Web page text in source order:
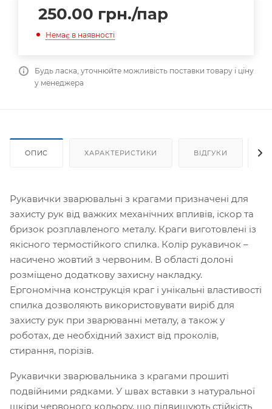
250.00 грн./пар
Немає в наявності
Будь ласка, уточнюйте можливість поставки товару і ціну
у менеджера
ОПИС ХАРАКТЕРИСТИКИ ВІДГУКИ
Рукавички зварювальні з крагами призначені для
захисту рук від важких механічних впливів, іскор та
бризок розплавленого металу. Краги виготовлені із
якісного термостійкого спилка. Колір рукавичок –
насичено жовтий з червоним. В області долоні
розміщено додаткову захисну накладку.
Ергономічна конструкція краг і унікальні властивості
спилка дозволяють використовувати виріб для
захисту рук при зварюванні металу, а також у
роботах, де необхідний захист від проколів,
стирання, порізів.
Рукавички зварювальника з крагами прошиті
подвійними рядками. У швах вставки з натуральної
шкіри червоного кольору, що підвищують стійкість